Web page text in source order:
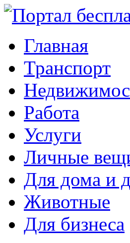
Главная
Транспорт
Работа
Услуги
Личные
Для дома и
Животные
Для бизнеса